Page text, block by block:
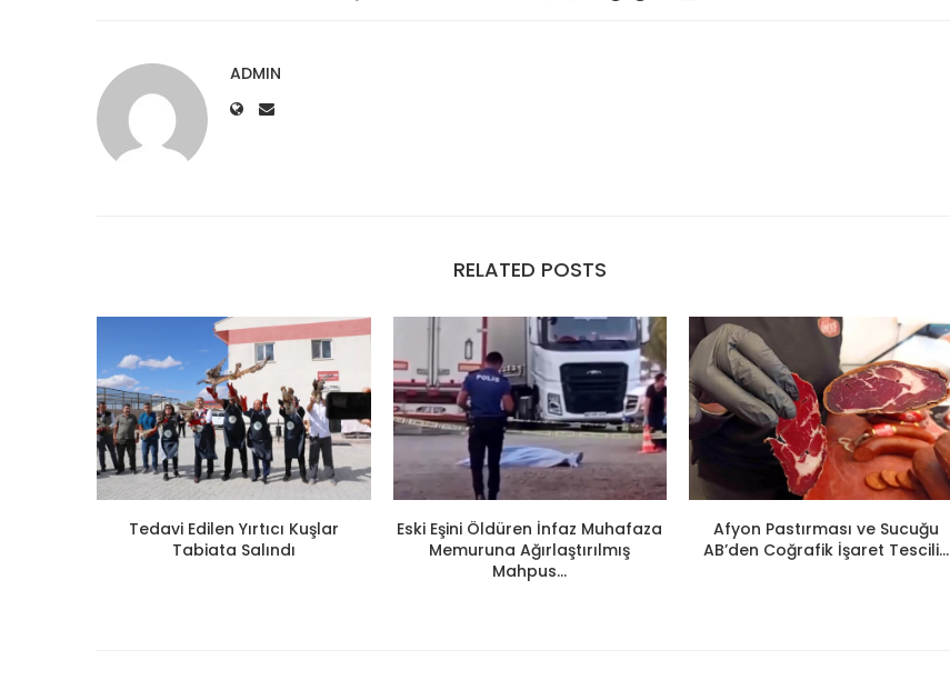
ADMIN
RELATED POSTS
Tedavi Edilen Yırtıcı Kuşlar
Tabiata Salındı
Eski Eşini Öldüren İnfaz Muhafaza
Memuruna Ağırlaştırılmış
Mahpus...
Afyon Pastırması ve Sucuğu
AB’den Coğrafik İşaret Tescili...